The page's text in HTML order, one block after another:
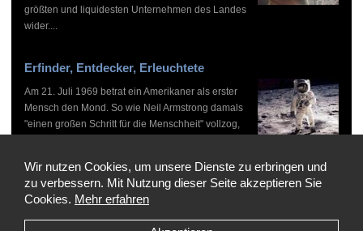
größten und liquidesten Unternehmen des Landes
wider....
Erfinder, Entdecker, Erleuchtete
Am 21. Juli 1969 betrat ein Amerikaner als erster
Mensch den Mond. So wie Neil Armstrong damals
"einen großen Schritt für die Menschheit" vollzog,
Wir nutzen Cookies, um unsere Dienste zu erbringen und
zu verbessern. Mit Nutzung dieser Seite akzeptieren Sie
Cookies. Mehr erfahren